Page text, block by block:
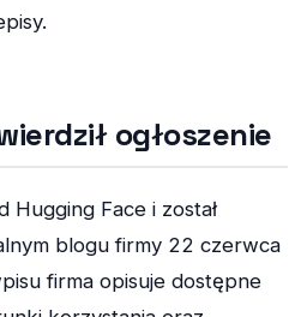
ogłoszenie
Hugging Face i został
blogu firmy 22 czerwca
firma opisuje dostępne